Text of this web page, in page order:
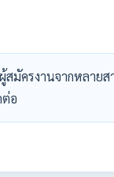
มัครงานจากหลา
อ